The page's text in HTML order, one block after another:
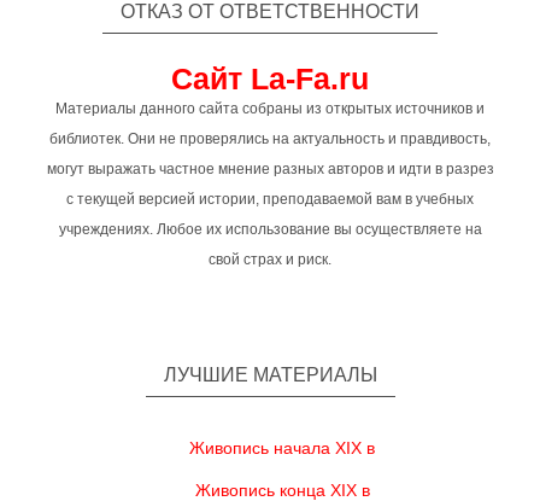
ОТКАЗ ОТ ОТВЕТСТВЕННОСТИ
Сайт La-Fa.ru
Материалы данного сайта собраны из открытых источников и
библиотек. Они не проверялись на актуальность и правдивость,
могут выражать частное мнение разных авторов и идти в разрез
с текущей версией истории, преподаваемой вам в учебных
учреждениях. Любое их использование вы осуществляете на
свой страх и риск.
ЛУЧШИЕ МАТЕРИАЛЫ
Живопись начала XIX в
Живопись конца XIX в